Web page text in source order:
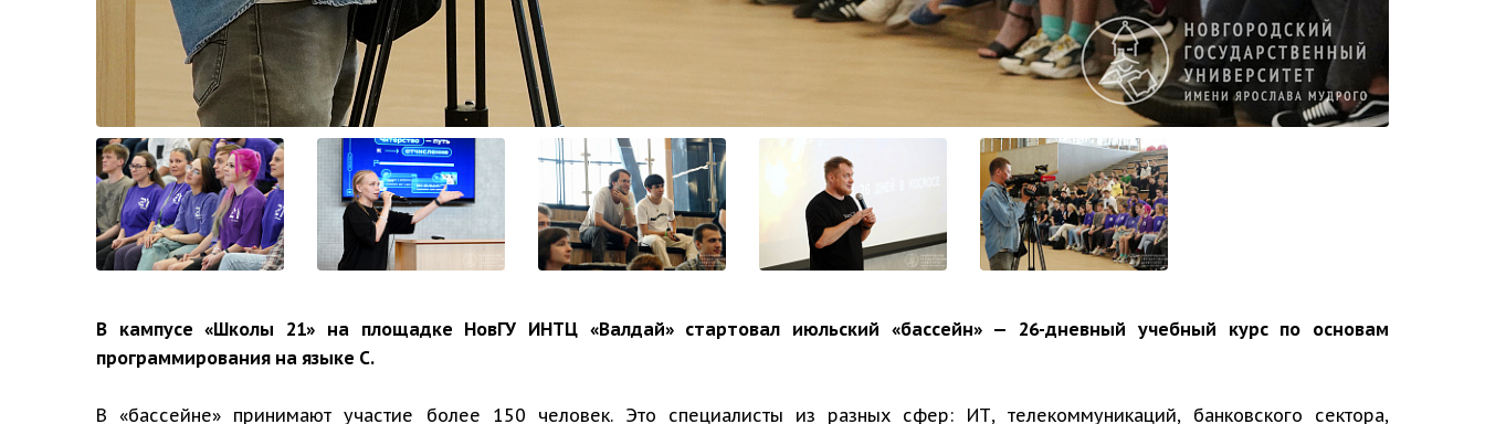
В кампусе «Школы 21» на площадке НовГУ ИНТЦ «Валдай» стартовал июльский «бассейн» — 26-дневный учебный курс по основам
программирования на языке C.
В «бассейне» принимают участие более 150 человек. Это специалисты из разных сфер: ИТ, телекоммуникаций, банковского сектора,